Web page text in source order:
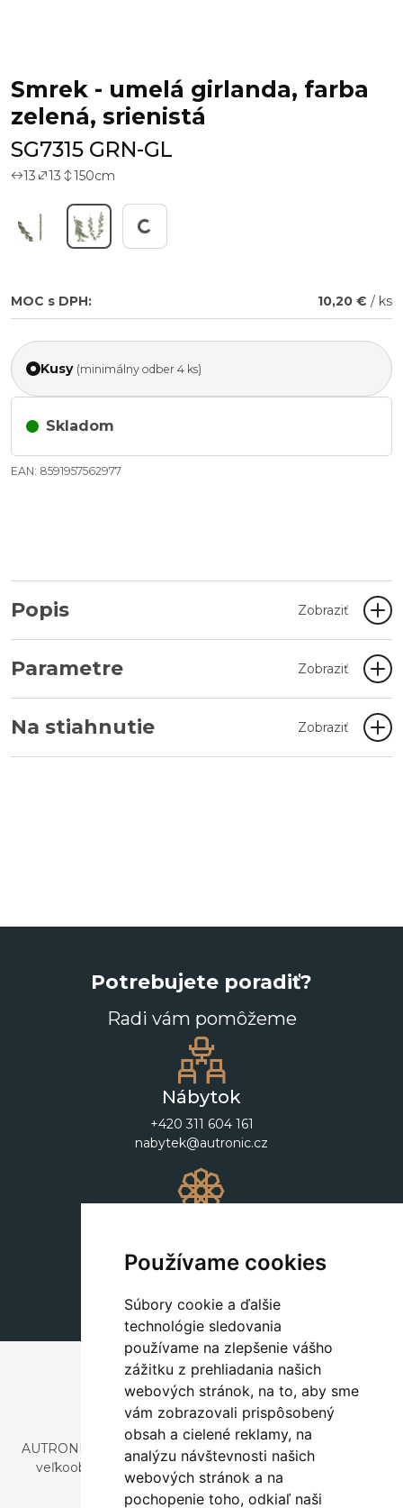
Používame cookies
Súbory cookie a ďalšie
technológie sledovania
používame na zlepšenie vášho
zážitku z prehliadania našich
webových stránok, na to, aby sme
vám zobrazovali prispôsobený
obsah a cielené reklamy, na
analýzu návštevnosti našich
webových stránok a na
pochopenie toho, odkiaľ naši
Smrek - umelá girlanda, farba
zelená, srienistá
SG7315 GRN-GL
13 13 150cm
Working...
MOC s DPH: 10,20 € / ks
Kusy (minimálny odber 4 ks)
Skladom
EAN: 8591957562977
Popis Zobraziť
Parametre Zobraziť
Na stiahnutie Zobraziť
Potrebujete poradiť?
Radi vám pomôžeme
Nábytok
+420 311 604 161
nabytek@autronic.cz
+420 311 604 182
dekorace@autronic.cz
AUTRONIC, s.r.o. je spoločnosť zaoberajúca sa dovozom a
veľkoobchodným predajom dizajnového aj štýlového
nábytku a dekorácií.